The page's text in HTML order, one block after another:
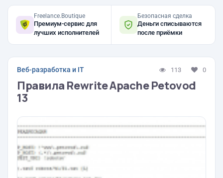
Freelance.Boutique
Премиум-сервис для
лучших исполнителей
Безопасная сделка
Деньги списываются
после приёмки
Веб-разработка и IT 113 0
Правила Rewrite Apache Petovod
13